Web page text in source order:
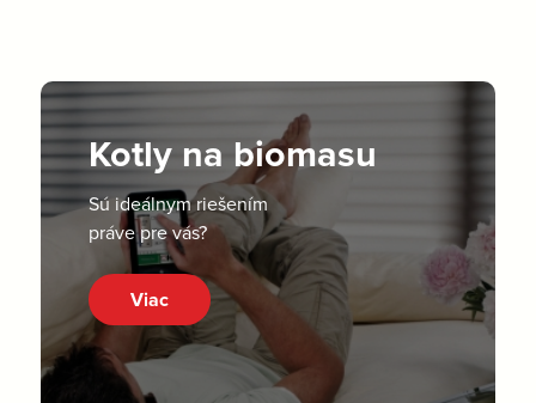
Kotly na biomasu
Sú ideálnym riešením
práve pre vás?
Viac